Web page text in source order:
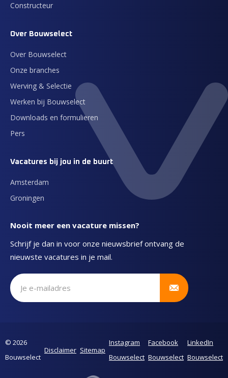
Constructeur
Over Bouwselect
Over Bouwselect
Onze branches
Werving & Selectie
Werken bij Bouwselect
Downloads en formulieren
Pers
Vacatures bij jou in de buurt
Amsterdam
Groningen
Nooit meer een vacature missen?
Schrijf je dan in voor onze nieuwsbrief ontvang de
nieuwste vacatures in je mail.
Schrijf je in voor onze nieuwsbrief
© 2026
Bouwselect
Disclaimer Sitemap
Instagram
Bouwselect
Facebook
Bouwselect
LinkedIn
Bouwselect